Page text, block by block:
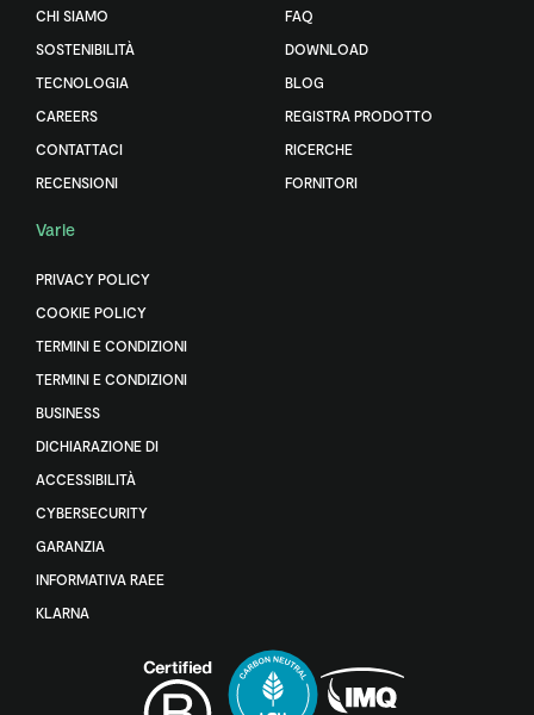
CHI SIAMO
SOSTENIBILITÀ
TECNOLOGIA
CAREERS
CONTATTACI
RECENSIONI
FAQ
DOWNLOAD
BLOG
REGISTRA PRODOTTO
RICERCHE
FORNITORI
Varie
PRIVACY POLICY
COOKIE POLICY
TERMINI E CONDIZIONI
TERMINI E CONDIZIONI
BUSINESS
DICHIARAZIONE DI
ACCESSIBILITÀ
CYBERSECURITY
GARANZIA
INFORMATIVA RAEE
KLARNA